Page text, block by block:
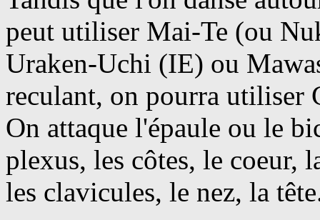
peut utiliser Mai-Te (ou
Uraken-Uchi (IE) ou
reculant, on pourra utiliser
On attaque l'épaule ou le
plexus, les côtes, le coeur,
les clavicules, le nez, la